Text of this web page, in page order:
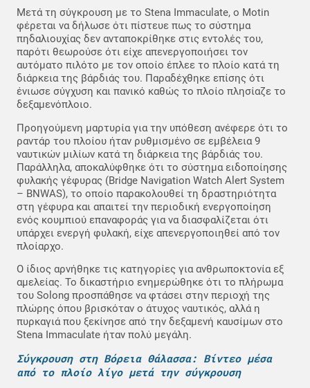
Μετά τη σύγκρουση με το Stena Immaculate, ο Motin
φέρεται να δήλωσε ότι πίστευε πως το σύστημα
πηδαλιουχίας δεν ανταποκρίθηκε στις εντολές του,
παρότι θεωρούσε ότι είχε απενεργοποιήσει τον
αυτόματο πιλότο με τον οποίο έπλεε το πλοίο κατά τη
διάρκεια της βάρδιάς του. Παραδέχθηκε επίσης ότι
ένιωσε σύγχυση και πανικό καθώς το πλοίο πλησίαζε το
δεξαμενόπλοιο.
Προηγούμενη μαρτυρία για την υπόθεση ανέφερε ότι το
ραντάρ του πλοίου ήταν ρυθμισμένο σε εμβέλεια 9
ναυτικών μιλίων κατά τη διάρκεια της βάρδιάς του.
Παράλληλα, αποκαλύφθηκε ότι το σύστημα ειδοποίησης
φυλακής γέφυρας (Bridge Navigation Watch Alert System
– BNWAS), το οποίο παρακολουθεί τη δραστηριότητα
στη γέφυρα και απαιτεί την περιοδική ενεργοποίηση
ενός κουμπιού επαναφοράς για να διασφαλίζεται ότι
υπάρχει ενεργή φυλακή, είχε απενεργοποιηθεί από τον
πλοίαρχο.
Ο ίδιος αρνήθηκε τις κατηγορίες για ανθρωποκτονία εξ
αμελείας. Το δικαστήριο ενημερώθηκε ότι το πλήρωμα
του Solong προσπάθησε να φτάσει στην περιοχή της
πλώρης όπου βρισκόταν ο άτυχος ναυτικός, αλλά η
πυρκαγιά που ξεκίνησε από την δεξαμενή καυσίμων στο
Stena Immaculate ήταν πολύ μεγάλη.
Σύγκρουση στη Βόρεια Θάλασσα: Βίντεο μέσα
από το πλοίο λίγο μετά την σύγκρουση